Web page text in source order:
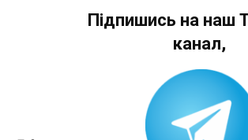
Підпишись на наш
канал,